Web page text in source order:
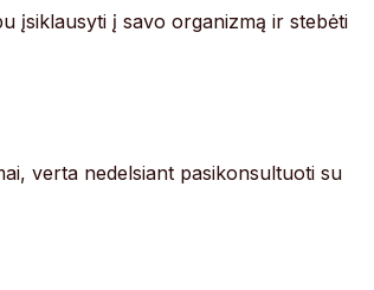
įsiklausyti į savo organizmą ir stebėti
verta nedelsiant pasikonsultuoti su